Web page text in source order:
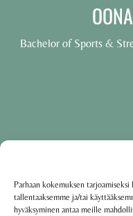
Parhaan kokemuksen
tallentaaksemme ja/tai
hyväksyminen antaa meille
Bachelor of Sports &